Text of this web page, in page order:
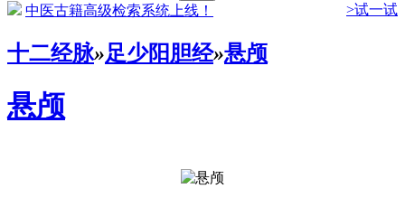
中医古籍高级检索系统上线！ >试一试
十二经脉»足少阳胆经»悬颅
悬颅